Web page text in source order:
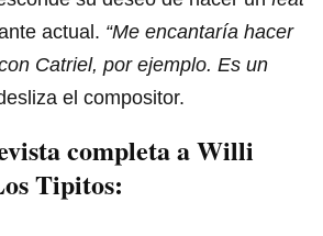
actual. “Me encantaría hacer
Catriel, por ejemplo. Es un
el compositor.
completa a Willi
Tipitos: